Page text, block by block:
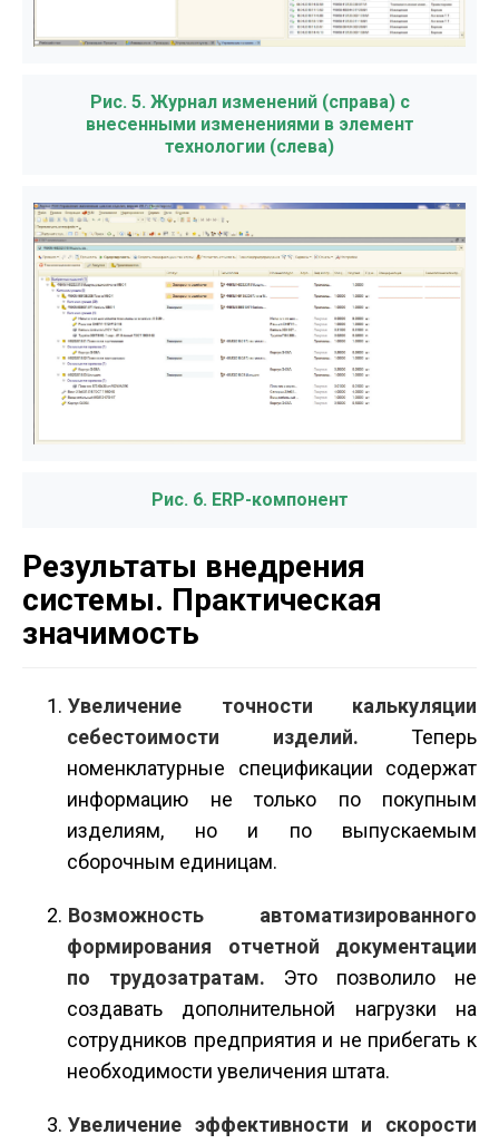
Рис. 5. Журнал изменений (справа) с
внесенными изменениями в элемент
технологии (слева)
Рис. 6. ERP-компонент
Результаты внедрения
системы. Практическая
значимость
Увеличение точности калькуляции
себестоимости изделий. Теперь
номенклатурные спецификации содержат
информацию не только по покупным
изделиям, но и по выпускаемым
сборочным единицам.
Возможность автоматизированного
формирования отчетной документации
по трудозатратам. Это позволило не
создавать дополнительной нагрузки на
сотрудников предприятия и не прибегать к
необходимости увеличения штата.
Увеличение эффективности и скорости